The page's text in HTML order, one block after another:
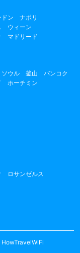
ドン
ナポリ
ウィーン
マドリード
ソウル 釜山
バンコク
ホーチミン
ロサンゼルス
HowTravelWiFi